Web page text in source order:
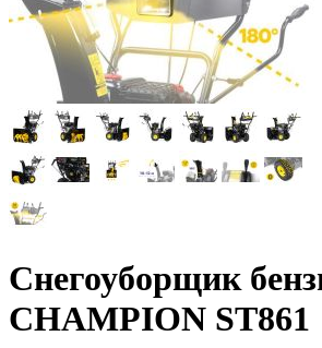
Снегоуборщик
CHAMPION ST861